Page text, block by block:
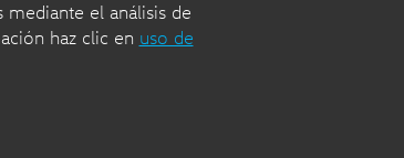
2024 |
el análisis de
haz clic en uso de